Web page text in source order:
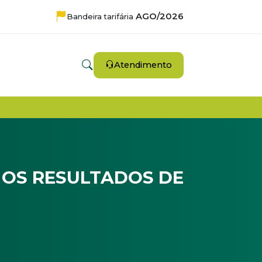
Bandeira tarifária AGO/2026
Atendimento
RESULTADOS DE